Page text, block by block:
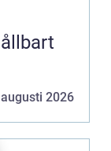
2026